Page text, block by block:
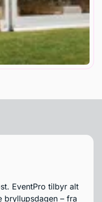
EventPro tilbyr alt
bryllupsdagen – fra